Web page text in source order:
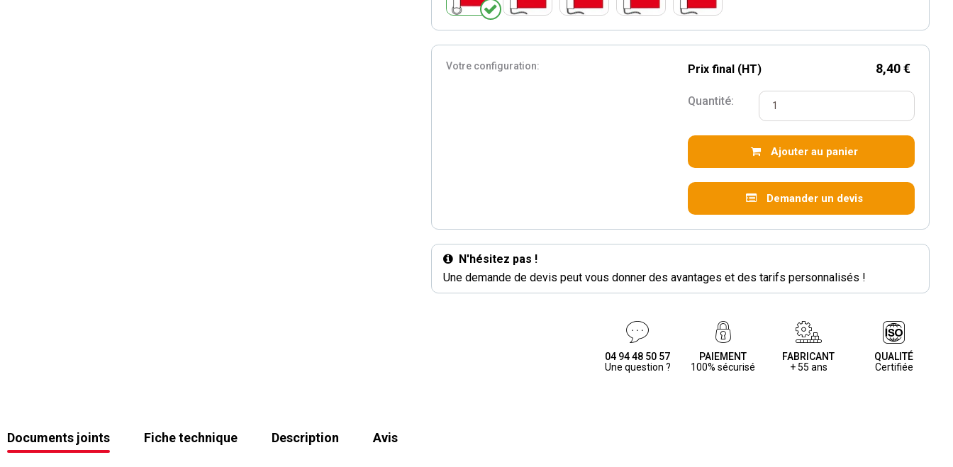
Votre configuration: Prix final (HT) 8,40 €
Quantité:
Ajouter au panier
Demander un devis
N'hésitez pas !
Une demande de devis peut vous donner des avantages et des tarifs personnalisés !
04 94 48 50 57
Une question ?
PAIEMENT
100% sécurisé
FABRICANT
+ 55 ans
QUALITÉ
Certifiée
Documents joints Fiche technique Description Avis